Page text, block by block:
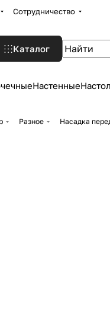
Сотрудничество
Каталог
Настенные
Разное Насадка